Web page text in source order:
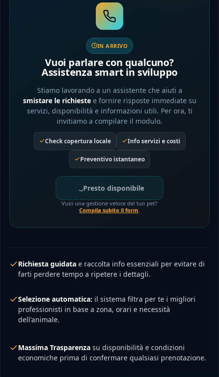
IN ARRIVO
Vuoi parlare con qualcuno?
Assistenza smart in sviluppo
Stiamo lavorando a un assistente che aiuti a
smistare le richiestee fornire risposte immediate su
servizi, disponibilità e informazioni utili. Per ora, ti
invitiamo a compilare il modulo.
Check copertura locale Info servizi e costi
Preventivo istantaneo
Presto disponibile
Vuoi una gestione veloce del tuo pet?
Compila subito il form
Richiesta guidata e raccolta info essenziali per evitare di
farti perdere tempo a ripetere i dettagli.
Selezione automatica: il sistema filtra per te i migliori
professionisti in base a zona, orari e necessità
dell'animale.
Massima Trasparenza su disponibilità e condizioni
economiche prima di confermare qualsiasi prenotazione.